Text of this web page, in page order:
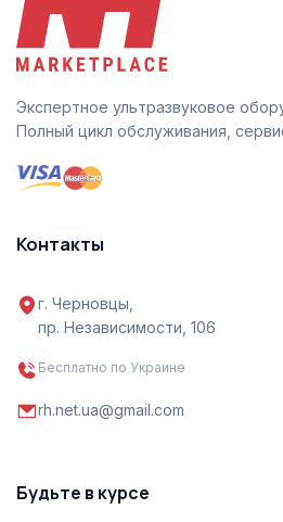
Экспертное ультразвуковое
Полный цикл обслуживания,
Контакты
г. Черновцы,
пр. Независимости, 106
Бесплатно по Украине
rh.net.ua@gmail.com
Будьте в курсе